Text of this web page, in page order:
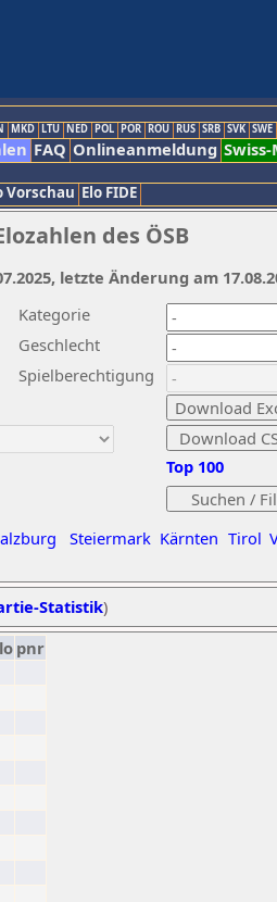
MKD LTU NED POL POR ROU RUS SRB SVK SWE
FAQ Onlineanmeldung
Vorschau Elo FIDE
des ÖSB
Kategorie
Geschlecht
Spielberechtigung
Steiermark Kärnten Tirol
Top 100
letzte Änderung am
Statistik)
pnr